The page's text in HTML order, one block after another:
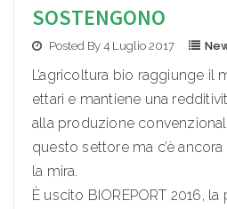
SOSTENGONO
Posted By 4 Luglio 2017
L’agricoltura bio raggiunge il
ettari e mantiene una
alla produzione
questo settore ma c’è ancora
la mira.
È uscito BIOREPORT 2016,